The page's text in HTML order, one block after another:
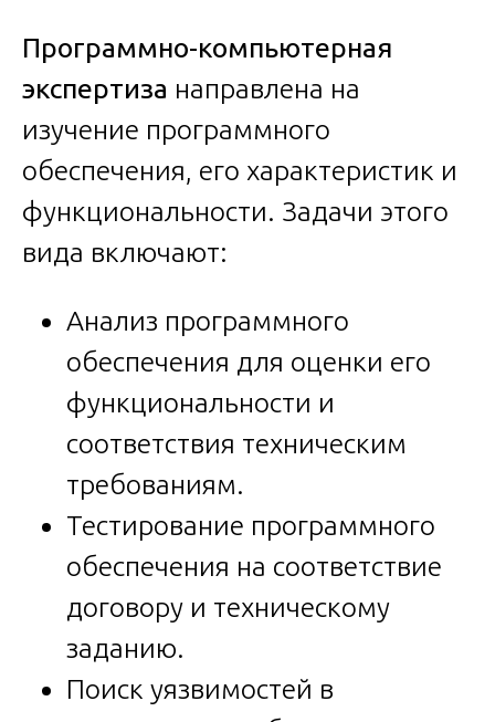
Программно-компьютерная
экспертиза направлена на
изучение программного
обеспечения, его характеристик и
функциональности. Задачи этого
вида включают:
Анализ программного
обеспечения для оценки его
функциональности и
соответствия техническим
требованиям.
Тестирование программного
обеспечения на соответствие
договору и техническому
заданию.
Поиск уязвимостей в